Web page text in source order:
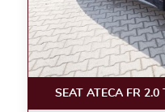
SEAT ATECA FR